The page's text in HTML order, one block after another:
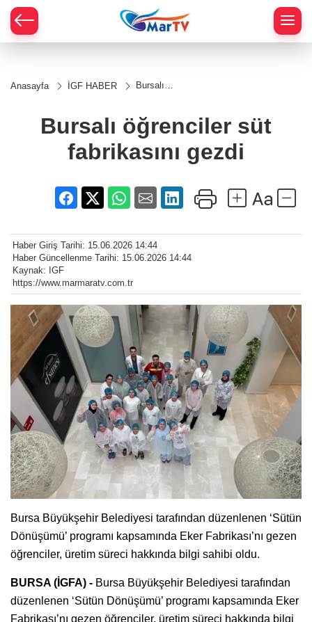
Anasayfa İGF HABER
Bursalı
fabrikasını
gezdi
Bursalı öğrenciler süt
fabrikasını gezdi
Haber Giriş Tarihi: 15.06.2026 14:44
Haber Güncellenme Tarihi: 15.06.2026 14:44
Kaynak: IGF
https://www.marmaratv.com.tr
Bursa Büyükşehir Belediyesi tarafından düzenlenen ‘Sütün
Dönüşümü’ programı kapsamında Eker Fabrikası’nı gezen
öğrenciler, üretim süreci hakkında bilgi sahibi oldu.
BURSA (İGFA) - Bursa Büyükşehir Belediyesi tarafından
düzenlenen ‘Sütün Dönüşümü’ programı kapsamında Eker
Fabrikası’nı gezen öğrenciler, üretim süreci hakkında bilgi